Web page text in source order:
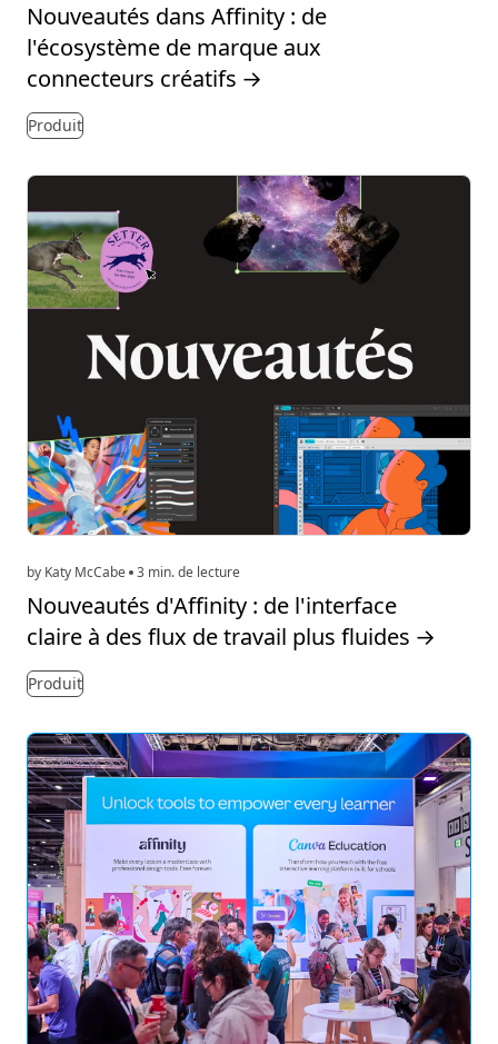
Nouveautés dans Affinity : de
l'écosystème de marque aux
connecteurs créatifs →
Produit
by Katy McCabe 3 min. de lecture
Nouveautés d'Affinity : de l'interface
claire à des flux de travail plus fluides →
Produit